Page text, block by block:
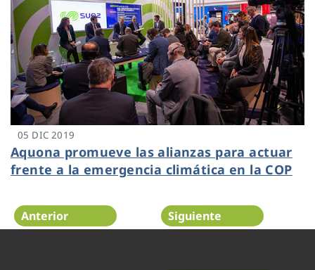
05 DIC 2019
Aquona promueve las alianzas para actuar
frente a la emergencia climática en la COP
Anterior Siguiente